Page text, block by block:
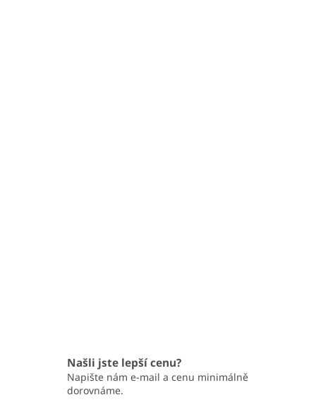
Našli jste lepší cenu?
Napište nám e-mail a cenu minimálně
dorovnáme.